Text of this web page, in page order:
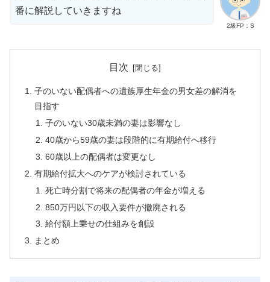
2級FP：S
番に解説していきますね
目次
子のいない配偶者への遺族厚生年金の男女差の解消を
目指す
子のいない30歳未満の妻は影響なし
40歳から59歳の妻は段階的に有期給付へ移行
60歳以上の配偶者は変更なし
有期給付拡大へのケアが検討されている
死亡時分割で将来の配偶者の年金が増える
850万円以下の収入要件が撤廃される
給付額上乗せの仕組みを創設
まとめ